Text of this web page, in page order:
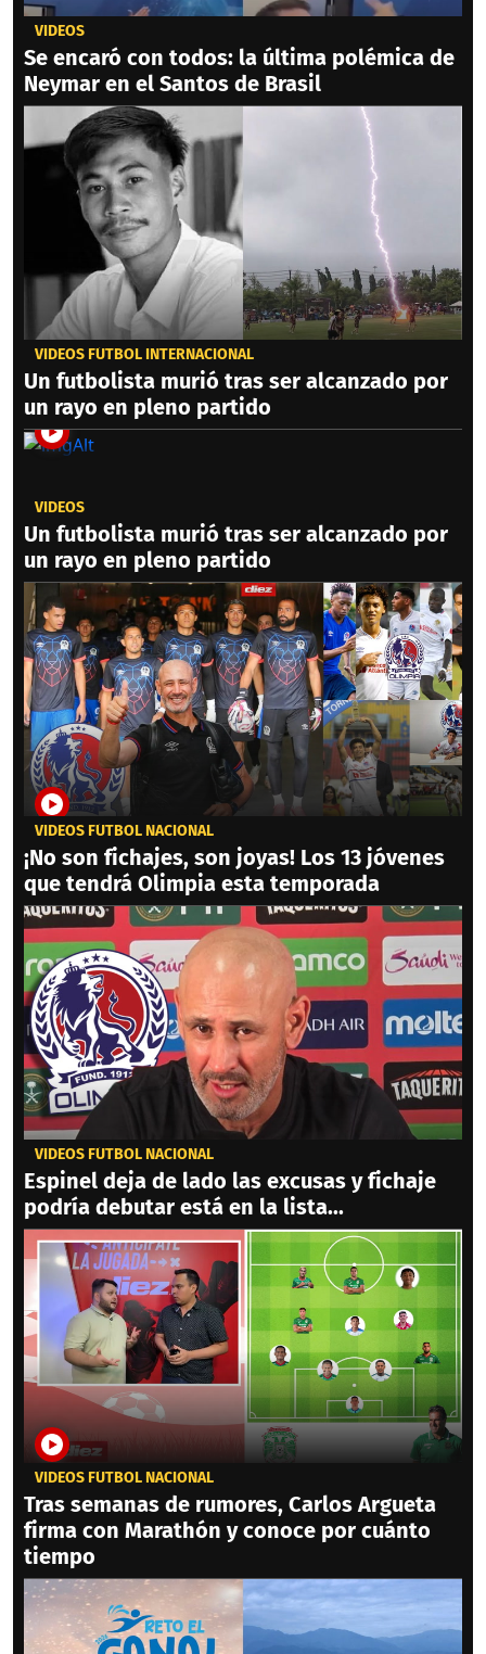
VIDEOS
Se encaró con todos: la última polémica de
Neymar en el Santos de Brasil
VIDEOS FÚTBOL INTERNACIONAL
Un futbolista murió tras ser alcanzado por
un rayo en pleno partido
VIDEOS
Un futbolista murió tras ser alcanzado por
un rayo en pleno partido
VIDEOS FÚTBOL NACIONAL
¡No son fichajes, son joyas! Los 13 jóvenes
que tendrá Olimpia esta temporada
VIDEOS FÚTBOL NACIONAL
Espinel deja de lado las excusas y fichaje
podría debutar está en la lista...
VIDEOS FÚTBOL NACIONAL
Tras semanas de rumores, Carlos Argueta
firma con Marathón y conoce por cuánto
tiempo